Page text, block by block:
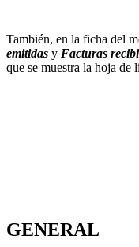
También, en la ficha del
emitidas y Facturas
que se muestra la hoja de
GENERAL